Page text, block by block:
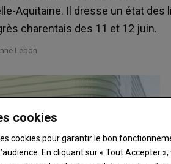
Aquitaine. Il dresse un état des
charentais des 11 et 12 juin.
Lebon
cookies
cookies pour garantir le bon
En cliquant sur « Tout Accepter